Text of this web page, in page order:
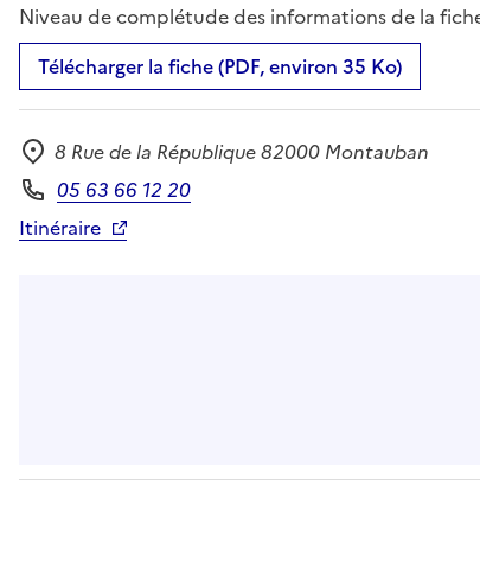
Niveau de complétude des informations de la
Télécharger la fiche (PDF, environ 35 Ko)
Adresse
8 Rue de la République 82000 Montauban
Téléphone
05 63 66 12 20
Itinéraire